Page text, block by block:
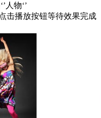
人物‘’
击播放按钮等待效果完成